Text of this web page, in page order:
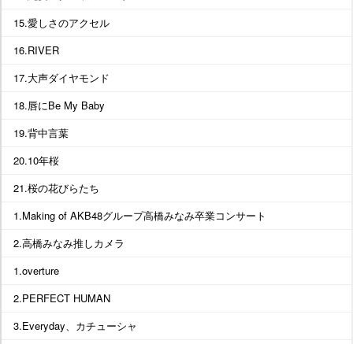
15.愛しさのアクセル
16.RIVER
17.大声ダイヤモンド
18.唇にBe My Baby
19.背中言葉
20.10年桜
21.桜の花びらたち
1.Making of AKB48グループ高橋みなみ卒業コンサート
2.高橋みなみ推しカメラ
1.overture
2.PERFECT HUMAN
3.Everyday、カチューシャ